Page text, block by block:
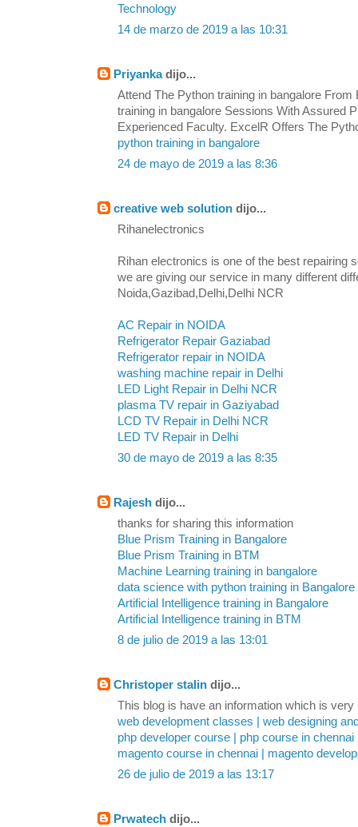
Technology
14 de marzo de 2019 a las 10:31
Priyankadijo...
Attend The Python training in bangalore
training in bangalore Sessions With Assured
Experienced Faculty. ExcelR Offers The
python training in bangalore
24 de mayo de 2019 a las 8:36
creative web solution dijo...
Rihanelectronics
Rihan electronics is one of the best repairing
we are giving our service in many different
Noida,Gazibad,Delhi,Delhi NCR
AC Repair in NOIDA
Refrigerator Repair Gaziabad
Refrigerator repair in NOIDA
washing machine repair in Delhi
LED Light Repair in Delhi NCR
plasma TV repair in Gaziyabad
LCD TV Repair in Delhi NCR
LED TV Repair in Delhi
30 de mayo de 2019 a las 8:35
Rajesh dijo...
thanks for sharing this information
Blue Prism Training in Bangalore
Blue Prism Training in BTM
Machine Learning training in bangalore
data science with python training in Bangalore
Artificial Intelligence training in Bangalore
Artificial Intelligence training in BTM
8 de julio de 2019 a las 13:01
Christoper stalin dijo...
This blog is have an information which is
web development classes | web designing
php developer course | php course in chennai
magento course in chennai | magento
26 de julio de 2019 a las 13:17
Prwatech dijo...